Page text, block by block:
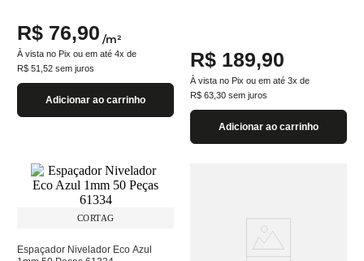
R$ 76,90 /m²
À vista no Pix ou em até 4x de
R$ 51 52 sem juros
Adicionar ao carrinho
R$ 189,90
À vista no Pix ou em até 3x de
R$ 63 30 sem juros
Adicionar ao carrinho
CORTAG
Espaçador Nivelador Eco Azul